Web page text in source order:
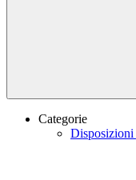
Categorie
Disposizioni